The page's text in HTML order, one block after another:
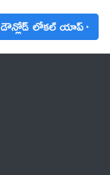
డౌన్లోడ్ లోకల్ యాప్